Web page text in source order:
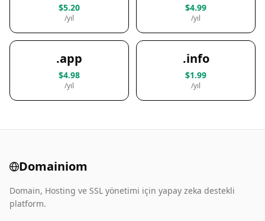
$5.20
/yıl
$4.99
/yıl
.app
$4.98
/yıl
.info
$1.99
/yıl
Domainiom
Domain, Hosting ve SSL yönetimi için yapay zeka destekli
platform.